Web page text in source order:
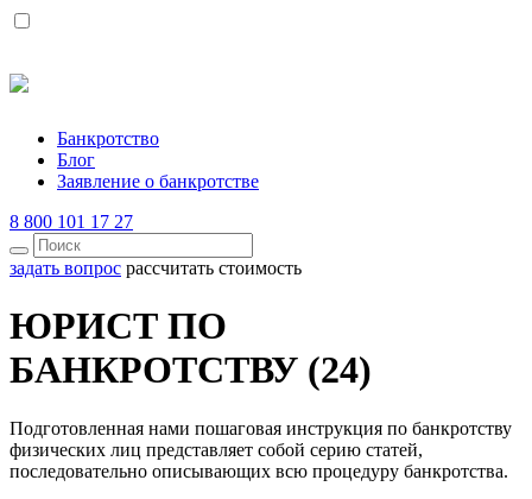
Банкротство
Блог
Заявление о банкротстве
8 800 101 17 27
задать вопрос рассчитать стоимость
ЮРИСТ ПО
БАНКРОТСТВУ (24)
Подготовленная нами пошаговая инструкция по банкротству
физических лиц представляет собой серию статей,
последовательно описывающих всю процедуру банкротства.